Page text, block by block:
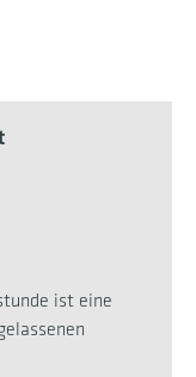
ist eine